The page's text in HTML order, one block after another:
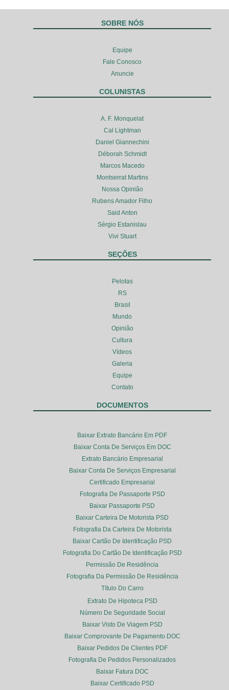
SOBRE NÓS
Equipe
Fale Conosco
Anuncie
COLUNISTAS
A. F. Monquelat
Cal Lightman
Daniel Giannechini
Déborah Schmidt
Marcos Macedo
Montserrat Martins
Nossa Opinião
Rubens Amador Filho
Said Anton
Sérgio Estanislau
Vivi Stuart
SEÇÕES
Pelotas
RS
Brasil
Mundo
Opinião
Cultura
Vídeos
Galeria
Equipe
Contato
DOCUMENTOS
Baixar Extrato Bancário Em PDF
Baixar Conta De Serviços Em DOC
Extrato Bancário Empresarial
Baixar Conta De Serviços Empresarial
Certificado Empresarial
Fotografia De Passaporte PSD
Baixar Passaporte PSD
Baixar Carteira De Motorista PSD
Fotografia Da Carteira De Motorista
Baixar Cartão De Identificação PSD
Fotografia Do Cartão De Identificação PSD
Permissão De Residência
Fotografia Da Permissão De Residência
Título Do Carro
Extrato De Hipoteca PSD
Número De Seguridade Social
Baixar Visto De Viagem PSD
Baixar Comprovante De Pagamento DOC
Baixar Pedidos De Clientes PDF
Fotografia De Pedidos Personalizados
Baixar Fatura DOC
Baixar Certificado PSD